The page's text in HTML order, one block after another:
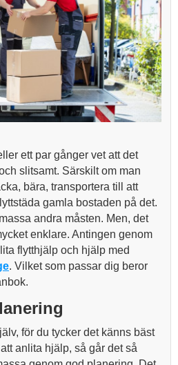
ett par gånger vet att det
slitsamt. Särskilt om man
bära, transportera till att
gamla bostaden på det.
andra måsten. Men, det
enklare. Antingen genom
flytthjälp och hjälp med
. Vilket som passar dig beror
för du tycker det känns bäst
anlita hjälp, så går det så